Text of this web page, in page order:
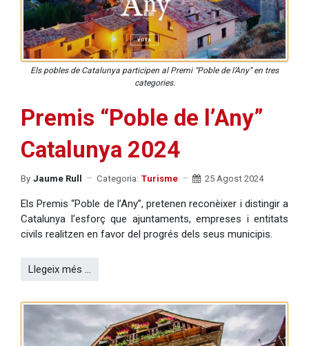
Els pobles de Catalunya participen al Premi “Poble de l’Any” en tres
categories.
Premis “Poble de l’Any”
Catalunya 2024
By Jaume Rull Categoria: Turisme 25 Agost 2024
Els Premis “Poble de l’Any”, pretenen reconèixer i distingir a
Catalunya l’esforç que ajuntaments, empreses i entitats
civils realitzen en favor del progrés dels seus municipis.
Llegeix més …